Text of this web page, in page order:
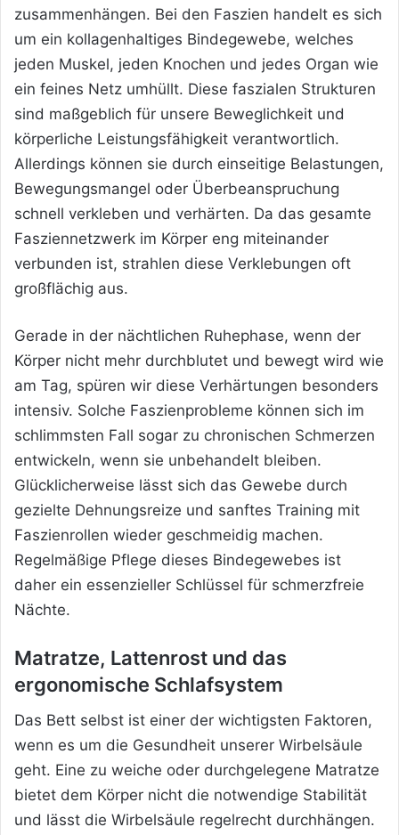
zusammenhängen. Bei den Faszien handelt es sich
um ein kollagenhaltiges Bindegewebe, welches
jeden Muskel, jeden Knochen und jedes Organ wie
ein feines Netz umhüllt. Diese faszialen Strukturen
sind maßgeblich für unsere Beweglichkeit und
körperliche Leistungsfähigkeit verantwortlich.
Allerdings können sie durch einseitige Belastungen,
Bewegungsmangel oder Überbeanspruchung
schnell verkleben und verhärten. Da das gesamte
Fasziennetzwerk im Körper eng miteinander
verbunden ist, strahlen diese Verklebungen oft
großflächig aus.
Gerade in der nächtlichen Ruhephase, wenn der
Körper nicht mehr durchblutet und bewegt wird wie
am Tag, spüren wir diese Verhärtungen besonders
intensiv. Solche Faszienprobleme können sich im
schlimmsten Fall sogar zu chronischen Schmerzen
entwickeln, wenn sie unbehandelt bleiben.
Glücklicherweise lässt sich das Gewebe durch
gezielte Dehnungsreize und sanftes Training mit
Faszienrollen wieder geschmeidig machen.
Regelmäßige Pflege dieses Bindegewebes ist
daher ein essenzieller Schlüssel für schmerzfreie
Nächte.
Matratze, Lattenrost und das
ergonomische Schlafsystem
Das Bett selbst ist einer der wichtigsten Faktoren,
wenn es um die Gesundheit unserer Wirbelsäule
geht. Eine zu weiche oder durchgelegene Matratze
bietet dem Körper nicht die notwendige Stabilität
und lässt die Wirbelsäule regelrecht durchhängen.